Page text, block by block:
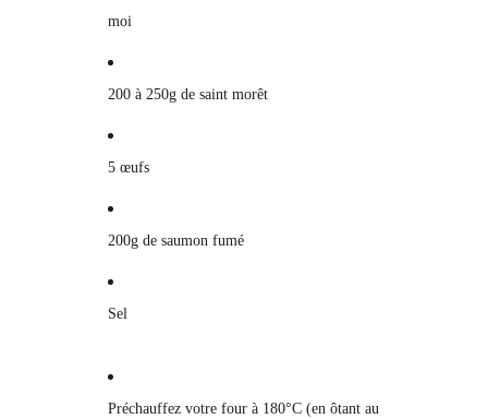
moi
200 à 250g de saint morêt
5 œufs
200g de saumon fumé
Sel
Préchauffez votre four à 180°C (en ôtant au